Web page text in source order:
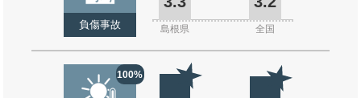
負傷事故 島根県 全国
100%